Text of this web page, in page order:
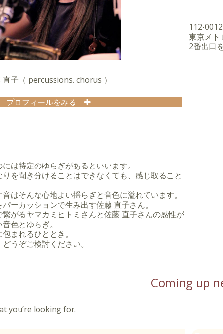
Ann Sally・saigenji・ハナレグミ・おおはた雄
イドンゴンなど、レコーディング参加／ライブサ
は１３０枚以上。
ぎわとのユニット「hitme&miggy」でアルバム
年リリース。
」にて2008年、アルバム「GIRL TALK」リリー
直子（ percussions, chorus ）
プロフィールをみる
。同研究課程修了。日本・中国・韓国の伝統楽器
イ・リオ」の模様を軸に制作されたドキュメンタ
演。２００９年、打楽器独奏によるアルバム
作。http://satonaoko.cocolog-nifty.com/blog/
は特定のゆらぎがあるといいます。
を聞き分けることはできなくても、感じ取ること
はそんな心地よい揺らぎと音色に溢れています。
ーカッションで生み出す佐藤 直子さん。
繋がるヤマカミヒトミさんと佐藤 直子さんの感性が
色とゆらぎ。
まれるひととき。
うぞご検討ください。
112-
東京メト
2番出口
Coming up
you’re looking for.